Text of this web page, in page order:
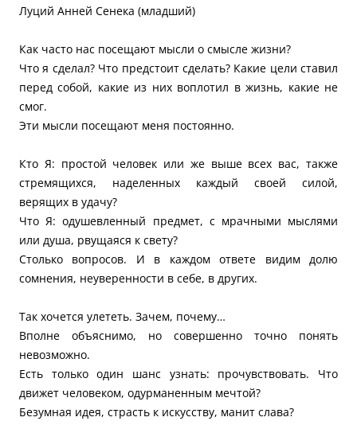
Луций Анней Сенека (младший)
Как часто нас посещают мысли о смысле жизни?
Что я сделал? Что предстоит сделать? Какие цели ставил
перед собой, какие из них воплотил в жизнь, какие не
смог.
Эти мысли посещают меня постоянно.
Кто Я: простой человек или же выше всех вас, также
стремящихся, наделенных каждый своей силой,
верящих в удачу?
Что Я: одушевленный предмет, с мрачными мыслями
или душа, рвущаяся к свету?
Столько вопросов. И в каждом ответе видим долю
сомнения, неуверенности в себе, в других.
Так хочется улететь. Зачем, почему…
Вполне объяснимо, но совершенно точно понять
невозможно.
Есть только один шанс узнать: прочувствовать. Что
движет человеком, одурманенным мечтой?
Безумная идея, страсть к искусству, манит слава?